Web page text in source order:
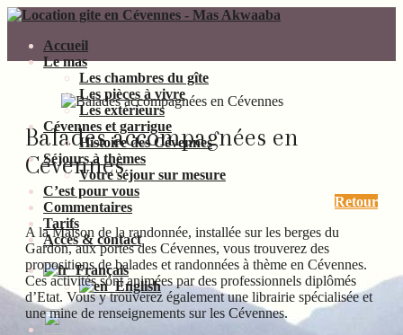
Accueil
Le mas
Les chambres du gîte
Les pièces à vivre
Les extérieurs
Cévennes et garrigue
Histoire des Cévennes
Séjours à thèmes
Votre séjour sur mesure
C’est pour vous
Commentaires
Tarifs
Accès & contact
Français
English
Balades accompagnées en
Cévennes
Retour
A la Maison de la randonnée, installée sur les berges du
Gardon, aux portes des Cévennes, vous trouverez des
propositions de balades et randonnées à thème en Cévennes.
Ces activités sont animées par des professionnels diplômés
d’Etat. Vous y trouverez également une librairie spécialisée et
une mine de renseignements sur les Cévennes.